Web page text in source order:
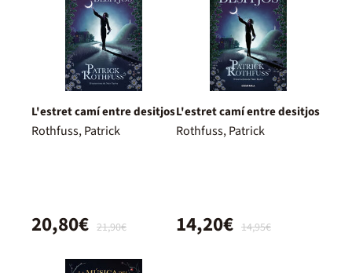
L'estret camí entre desitjos
Rothfuss, Patrick
21,90€
20,80€
L'estret camí entre desitjos
Rothfuss, Patrick
14,95€
14,20€